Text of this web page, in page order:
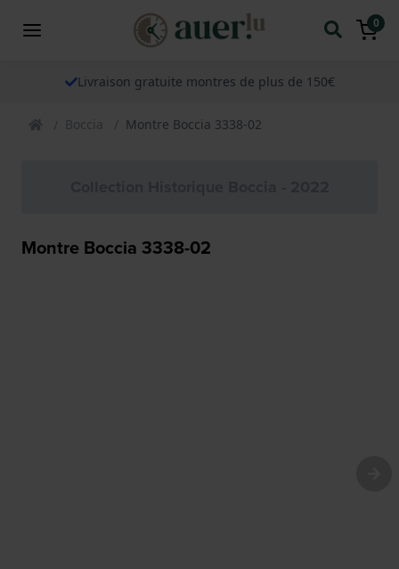
0
Livraison gratuite montres de plus de 150€
Boccia Montre Boccia 3338-02
Montre Boccia 3338-02